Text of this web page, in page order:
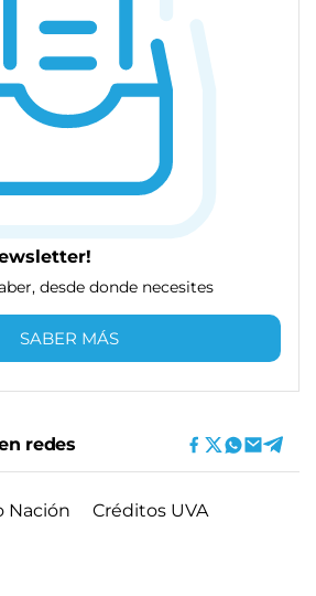
desde donde necesites
SABER MÁS
redes
Nación
Créditos UVA